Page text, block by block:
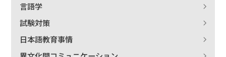
言語学
試験対策
日本語教育事情